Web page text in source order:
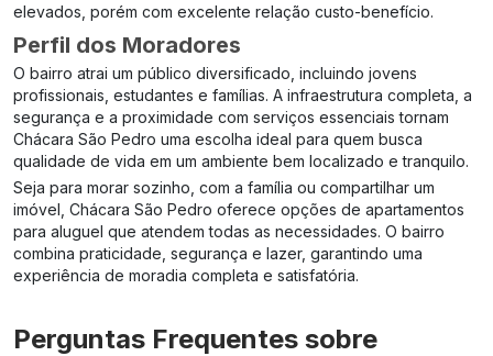
elevados, porém com excelente relação custo-benefício.
Perfil dos Moradores
O bairro atrai um público diversificado, incluindo jovens
profissionais, estudantes e famílias. A infraestrutura completa, a
segurança e a proximidade com serviços essenciais tornam
Chácara São Pedro uma escolha ideal para quem busca
qualidade de vida em um ambiente bem localizado e tranquilo.
Seja para morar sozinho, com a família ou compartilhar um
imóvel, Chácara São Pedro oferece opções de apartamentos
para aluguel que atendem todas as necessidades. O bairro
combina praticidade, segurança e lazer, garantindo uma
experiência de moradia completa e satisfatória.
Perguntas Frequentes sobre